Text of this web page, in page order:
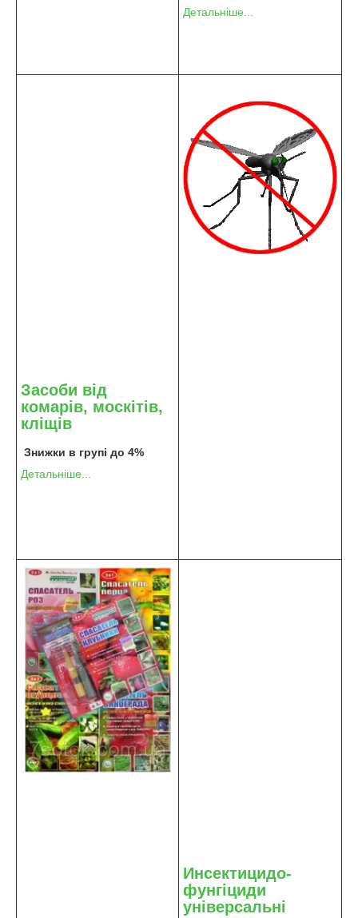
Детальніше...
Засоби від
комарів, москітів,
кліщів
Знижки в групі до 4%
Детальніше...
Инсектицидо-
фунгіциди
універсальні